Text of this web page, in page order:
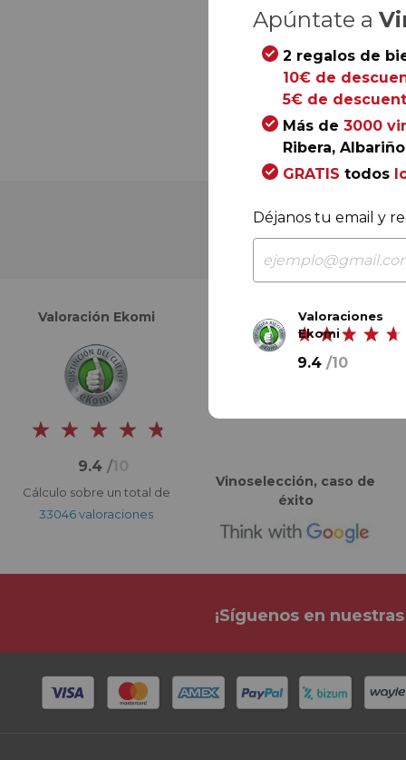
Valoración Ekomi
9.4 /10
Cálculo sobre un total de
33046 valoraciones
Valoración Google
Vinoselección, caso de
éxito
¡Síguenos en
Apúntate a
2 regalos de
10€ de
5€ de
Más de 3000
Ribera,
GRATIS todos
Déjanos tu email y
Valoraciones
Ekomi
9.4 /10